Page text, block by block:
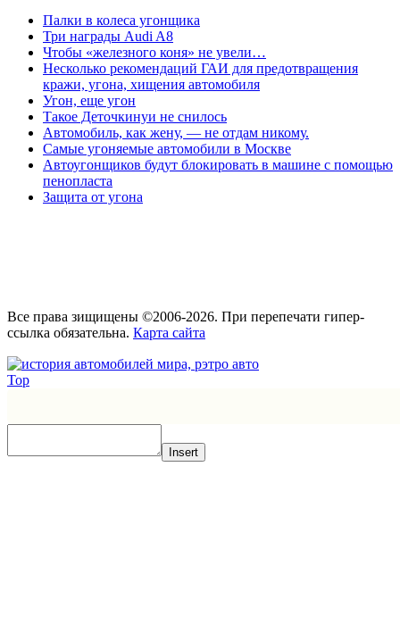
Палки в колеса угонщика
Три награды Audi A8
Чтобы «железного коня» не увели…
Несколько рекомендаций ГАИ для предотвращения
кражи, угона, хищения автомобиля
Угон, еще угон
Такое Деточкинуи не снилось
Автомобиль, как жену, — не отдам никому.
Самые угоняемые автомобили в Москве
Автоугонщиков будут блокировать в машине с помощью
пенопласта
Защита от угона
Все права зищищены ©2006-2026. При перепечати гипер-
ссылка обязательна. Карта сайта
Top
Insert